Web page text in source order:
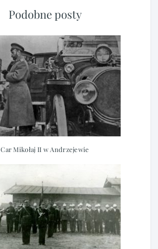
Podobne posty
Car Mikołaj II w Andrzejewie